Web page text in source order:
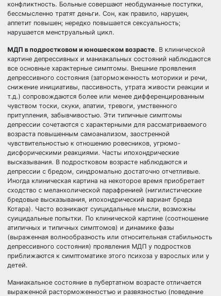
конфликтность. Больные совершают необдуманные поступки,
бессмысленно тратят деньги. Сон, как правило, нарушен,
аппетит повышен; нередко повышается сексуальность;
нарушается менструальный цикл.
МДП в подростковом и юношеском возрасте. В клинической
картине депрессивных и маниакальных состояний наблюдаются
все основные характерные симптомы. Внешние проявления
депрессивного состояния (заторможенность моторики и речи,
снижение инициативы, пассивность, утрата живости реакции и
т.д.) сопровождаются более или менее дифференцированным
чувством тоски, скуки, апатии, тревоги, умственного
притупления, забывчивостью. Эти типичные симптомы
депрессии сочетаются с характерными для рассматриваемого
возраста повышенным самоанализом, заостренной
чувствительностью к отношению ровесников, угрюмо-
дисфорическими реакциями. Часты ипохондрические
высказывания. В подростковом возрасте наблюдаются и
депрессии с бредом, синдромально достаточно отчетливые.
Иногда клиническая картина на некоторое время приобретает
сходство с меланхолической парафренией (нигилистические
бредовые высказывания, ипохондрический вариант бреда
Котара). Часто возникают суицидальные мысли, возможны
суицидальные попытки. По клинической картине (соотношение
атипичных и типичных симптомов) и динамике фазы
(выраженная волнообразность или относительная стабильность
депрессивного состояния) проявления МДП у подростков
приближаются к симптоматике этого психоза у взрослых или у
детей.
Маниакальное состояние в пубертатном возрасте отличается
выраженной расторможенностъю и развязностью (поведение